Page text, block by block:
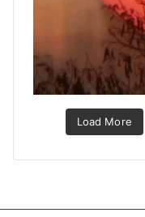
Load More